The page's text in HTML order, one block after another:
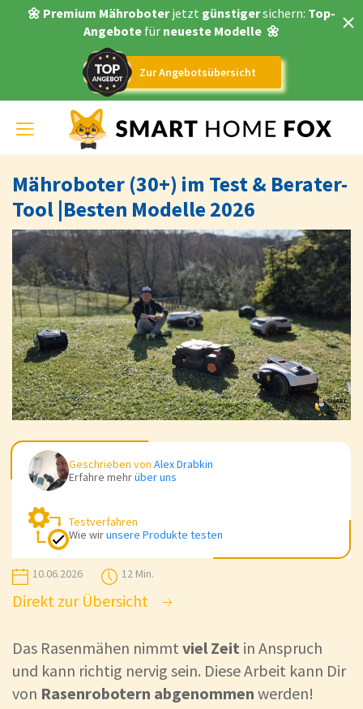
🌼 Premium Mähroboterjetzt günstigersichern: Top-
Angebote für neueste Modelle 🌼
Zur Angebotsübersicht
Toggle
navigation
Mähroboter (30+) im Test & Berater-
Tool |Besten Modelle 2026
Geschrieben von Alex Drabkin
Erfahre mehrüber uns
Testverfahren
Wie wirunsere Produkte testen
10.06.2026 12 Min.
Direkt zur Übersicht
Das Rasenmähen nimmt viel Zeit in Anspruch
und kann richtig nervig sein. Diese Arbeit kann Dir
von Rasenrobotern abgenommen werden!